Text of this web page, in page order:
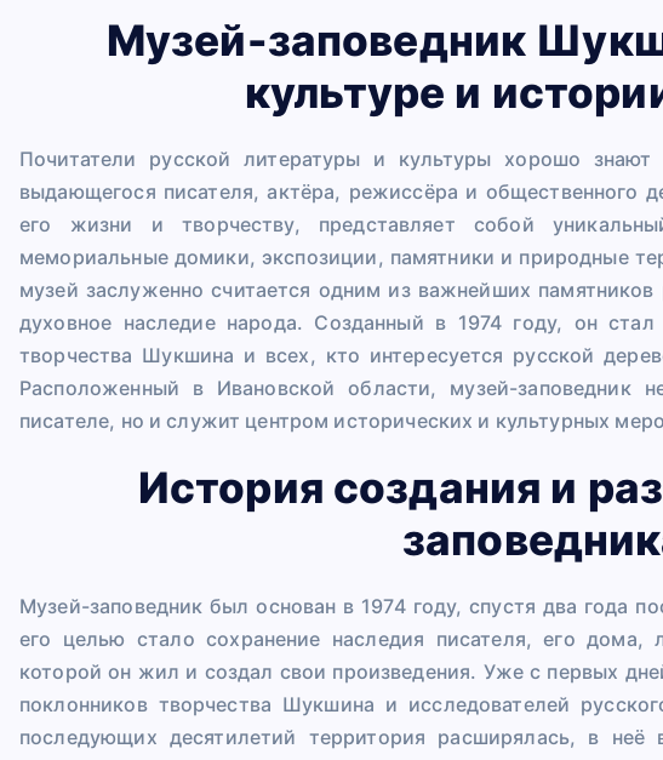
Музей-заповедник
культуре и
Почитатели русской литературы и культуры хорошо
выдающегося писателя, актёра, режиссёра и общественного
его жизни и творчеству, представляет собой
мемориальные домики, экспозиции, памятники и природные
музей заслуженно считается одним из важнейших
духовное наследие народа. Созданный в 1974 году, он
творчества Шукшина и всех, кто интересуется русской
Расположенный в Ивановской области, музей-заповедник
писателе, но и служит центром исторических и культурных
История создания и
Музей-заповедник был основан в 1974 году, спустя два года
его целью стало сохранение наследия писателя, его
которой он жил и создал свои произведения. Уже с первых
поклонников творчества Шукшина и исследователей
последующих десятилетий территория расширялась, в